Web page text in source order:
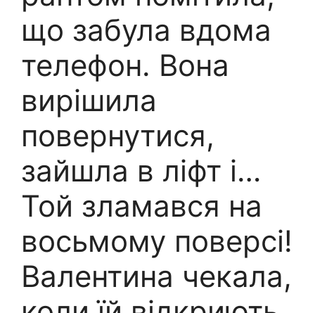
що забула вдома
телефон. Вона
вирішила
повернутися,
зайшла в ліфт і…
Той зламався на
восьмому поверсі!
Валентина чекала,